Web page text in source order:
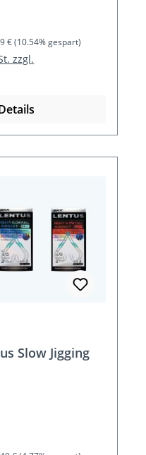
Preis:
€(10.54% gespart)
zzgl.
Slow Jigging
Preis: